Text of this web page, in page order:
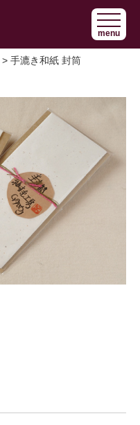
menu
> 手漉き和紙 封筒